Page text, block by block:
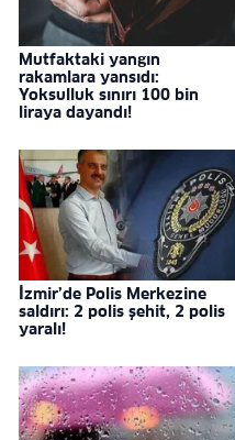
Mutfaktaki yangın
rakamlara yansıdı:
Yoksulluk sınırı 100 bin
liraya dayandı!
İzmir’de Polis Merkezine
saldırı: 2 polis şehit, 2 polis
yaralı!